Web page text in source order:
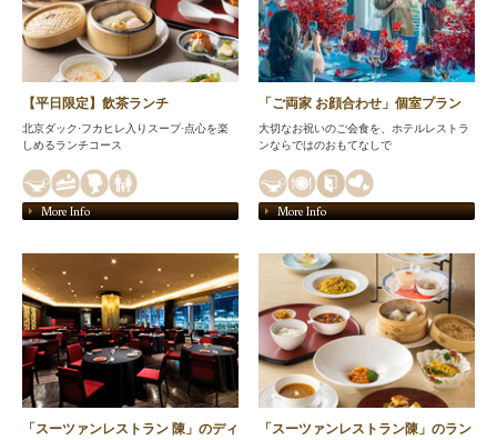
【平日限定】飲茶ランチ
北京ダック·フカヒレ入りスープ·点心を楽
しめるランチコース
More Info
「ご両家 お顔合わせ」個室プラン
大切なお祝いのご会食を、ホテルレストラ
ンならではのおもてなしで
More Info
「スーツァンレストラン 陳」のディ
「スーツァンレストラン陳」のラン